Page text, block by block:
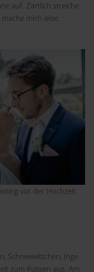
auf. Zärtlich streiche
mich leise
vor der Hochzeit
Schneewittchen, Inge
zum Küssen aus. Am